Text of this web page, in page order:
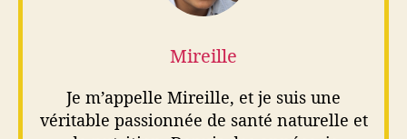
Mireille
Je m’appelle Mireille, et je suis une
véritable passionnée de santé naturelle et